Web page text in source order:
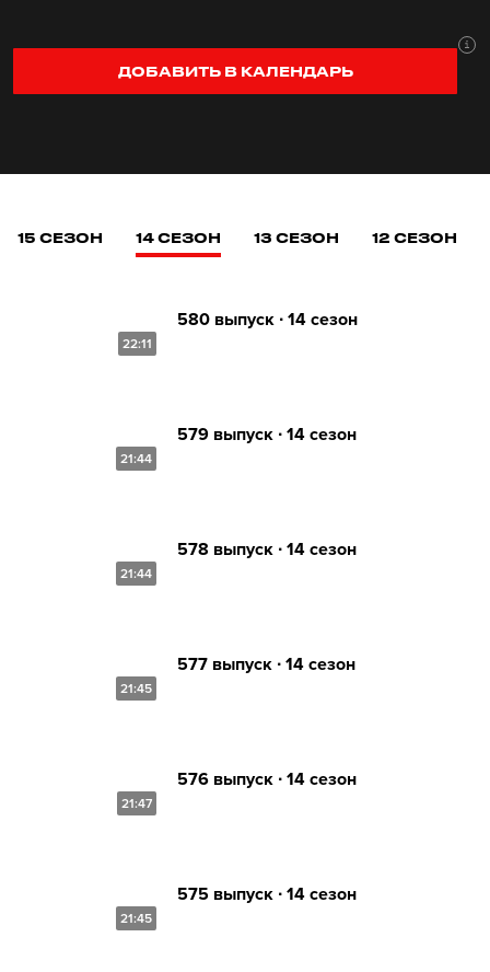
ДОБАВИТЬ В КАЛЕНДАРЬ
15 СЕЗОН 14 СЕЗОН 13 СЕЗОН 12 СЕЗОН
22:11
580 выпуск ∙ 14 сезон
21:44
579 выпуск ∙ 14 сезон
21:44
578 выпуск ∙ 14 сезон
21:45
577 выпуск ∙ 14 сезон
21:47
576 выпуск ∙ 14 сезон
21:45
575 выпуск ∙ 14 сезон